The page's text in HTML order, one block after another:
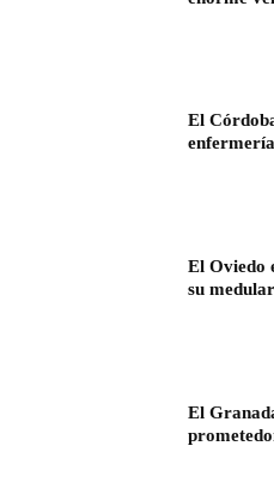
El
enfermería
El Oviedo
su medular
El